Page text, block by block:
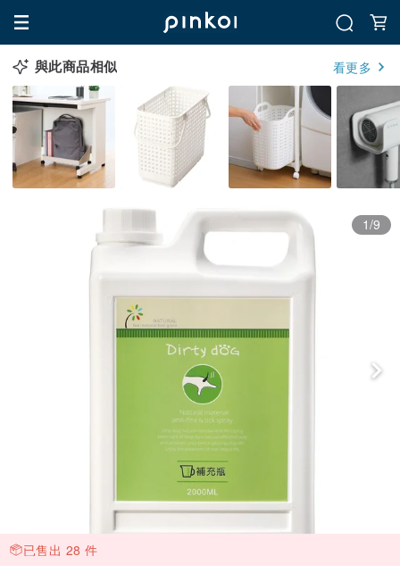
與此商品相似 看更多
1/9
已售出 28 件